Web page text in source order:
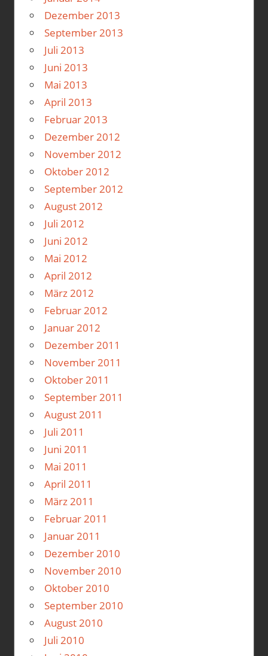
Dezember 2013
September 2013
Juli 2013
Juni 2013
Mai 2013
April 2013
Februar 2013
Dezember 2012
November 2012
Oktober 2012
September 2012
August 2012
Juli 2012
Juni 2012
Mai 2012
April 2012
März 2012
Februar 2012
Januar 2012
Dezember 2011
November 2011
Oktober 2011
September 2011
August 2011
Juli 2011
Juni 2011
Mai 2011
April 2011
März 2011
Februar 2011
Januar 2011
Dezember 2010
November 2010
Oktober 2010
September 2010
August 2010
Juli 2010